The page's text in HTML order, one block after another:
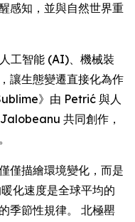
感知，並與自然世界重
工智能 (AI)、機械裝
讓生態變遷直接化為作
》由 Petrić 與人
共同創作，
僅描繪環境變化，而是
化速度是全球平均的
季節性規律。 北極罌